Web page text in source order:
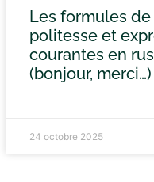
Les formules de
politesse et
courantes en
(bonjour, merci…)
24 octobre 2025